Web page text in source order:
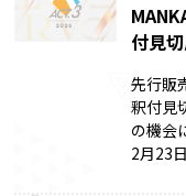
付見
先行販
釈付見
の機会
2月23